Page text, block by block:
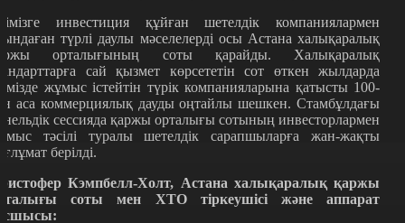
инвестиция құйған шетелдік компаниялармен
түрлі даулы мәселелерді осы Астана халықаралық
орталығының соты қарайды. Халықаралық
сай қызмет көрсететін сот өткен жылдарда
жұмыс істейтін түрік компанияларына қатысты 100-
аса коммерциялық дауды оңтайлы шешкен. Стамбұлдағы
сессияда қаржы орталығы сотының инвесторлармен
тәсілі туралы шетелдік сарапшыларға жан-жақты
берілді.
Кэмпбелл-Холт, Астана халықаралық қаржы
соты мен ХТО тіркеушісі және аппарат